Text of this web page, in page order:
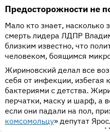
Предосторожности не
Мало кто знает, насколько
смерть лидера ЛДПР
близким известно, что
человеком, боящимся
Жириновский делал все
себя от инфекции, избегая
бактериями с детства.
перчатки, маску и шарф, а
если они падали на пол,
комсомольцу» депутат